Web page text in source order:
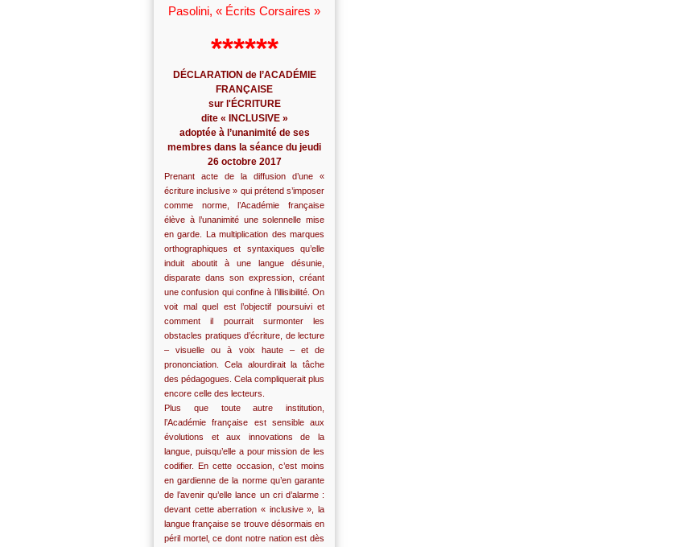
Pasolini, « Écrits Corsaires »
******
DÉCLARATION de l’ACADÉMIE
FRANÇAISE
sur l'ÉCRITURE
dite « INCLUSIVE »
adoptée à l’unanimité de ses
membres dans la séance du jeudi
26 octobre 2017
Prenant acte de la diffusion d’une «
écriture inclusive » qui prétend s’imposer
comme norme, l’Académie française
élève à l’unanimité une solennelle mise
en garde. La multiplication des marques
orthographiques et syntaxiques qu’elle
induit aboutit à une langue désunie,
disparate dans son expression, créant
une confusion qui confine à l’illisibilité. On
voit mal quel est l’objectif poursuivi et
comment il pourrait surmonter les
obstacles pratiques d’écriture, de lecture
– visuelle ou à voix haute – et de
prononciation. Cela alourdirait la tâche
des pédagogues. Cela compliquerait plus
encore celle des lecteurs.
Plus que toute autre institution,
l’Académie française est sensible aux
évolutions et aux innovations de la
langue, puisqu’elle a pour mission de les
codifier. En cette occasion, c’est moins
en gardienne de la norme qu’en garante
de l’avenir qu’elle lance un cri d’alarme :
devant cette aberration « inclusive », la
langue française se trouve désormais en
péril mortel, ce dont notre nation est dès